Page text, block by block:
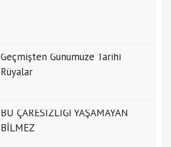
Geçmişten Günümüze Tarihi
Rüyalar
BU ÇARESİZLİĞİ YAŞAMAYAN
BİLMEZ